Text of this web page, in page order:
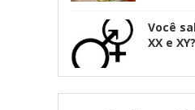
Você
XX e XY?